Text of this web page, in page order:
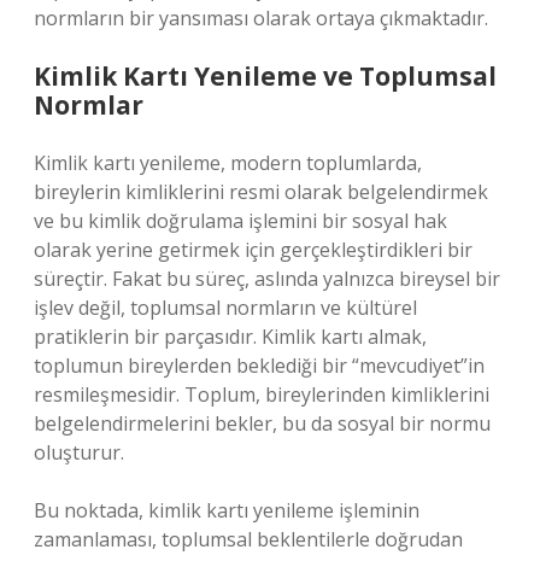
normların bir yansıması olarak ortaya çıkmaktadır.
Kimlik Kartı Yenileme ve Toplumsal
Normlar
Kimlik kartı yenileme, modern toplumlarda,
bireylerin kimliklerini resmi olarak belgelendirmek
ve bu kimlik doğrulama işlemini bir sosyal hak
olarak yerine getirmek için gerçekleştirdikleri bir
süreçtir. Fakat bu süreç, aslında yalnızca bireysel bir
işlev değil, toplumsal normların ve kültürel
pratiklerin bir parçasıdır. Kimlik kartı almak,
toplumun bireylerden beklediği bir “mevcudiyet”in
resmileşmesidir. Toplum, bireylerinden kimliklerini
belgelendirmelerini bekler, bu da sosyal bir normu
oluşturur.
Bu noktada, kimlik kartı yenileme işleminin
zamanlaması, toplumsal beklentilerle doğrudan